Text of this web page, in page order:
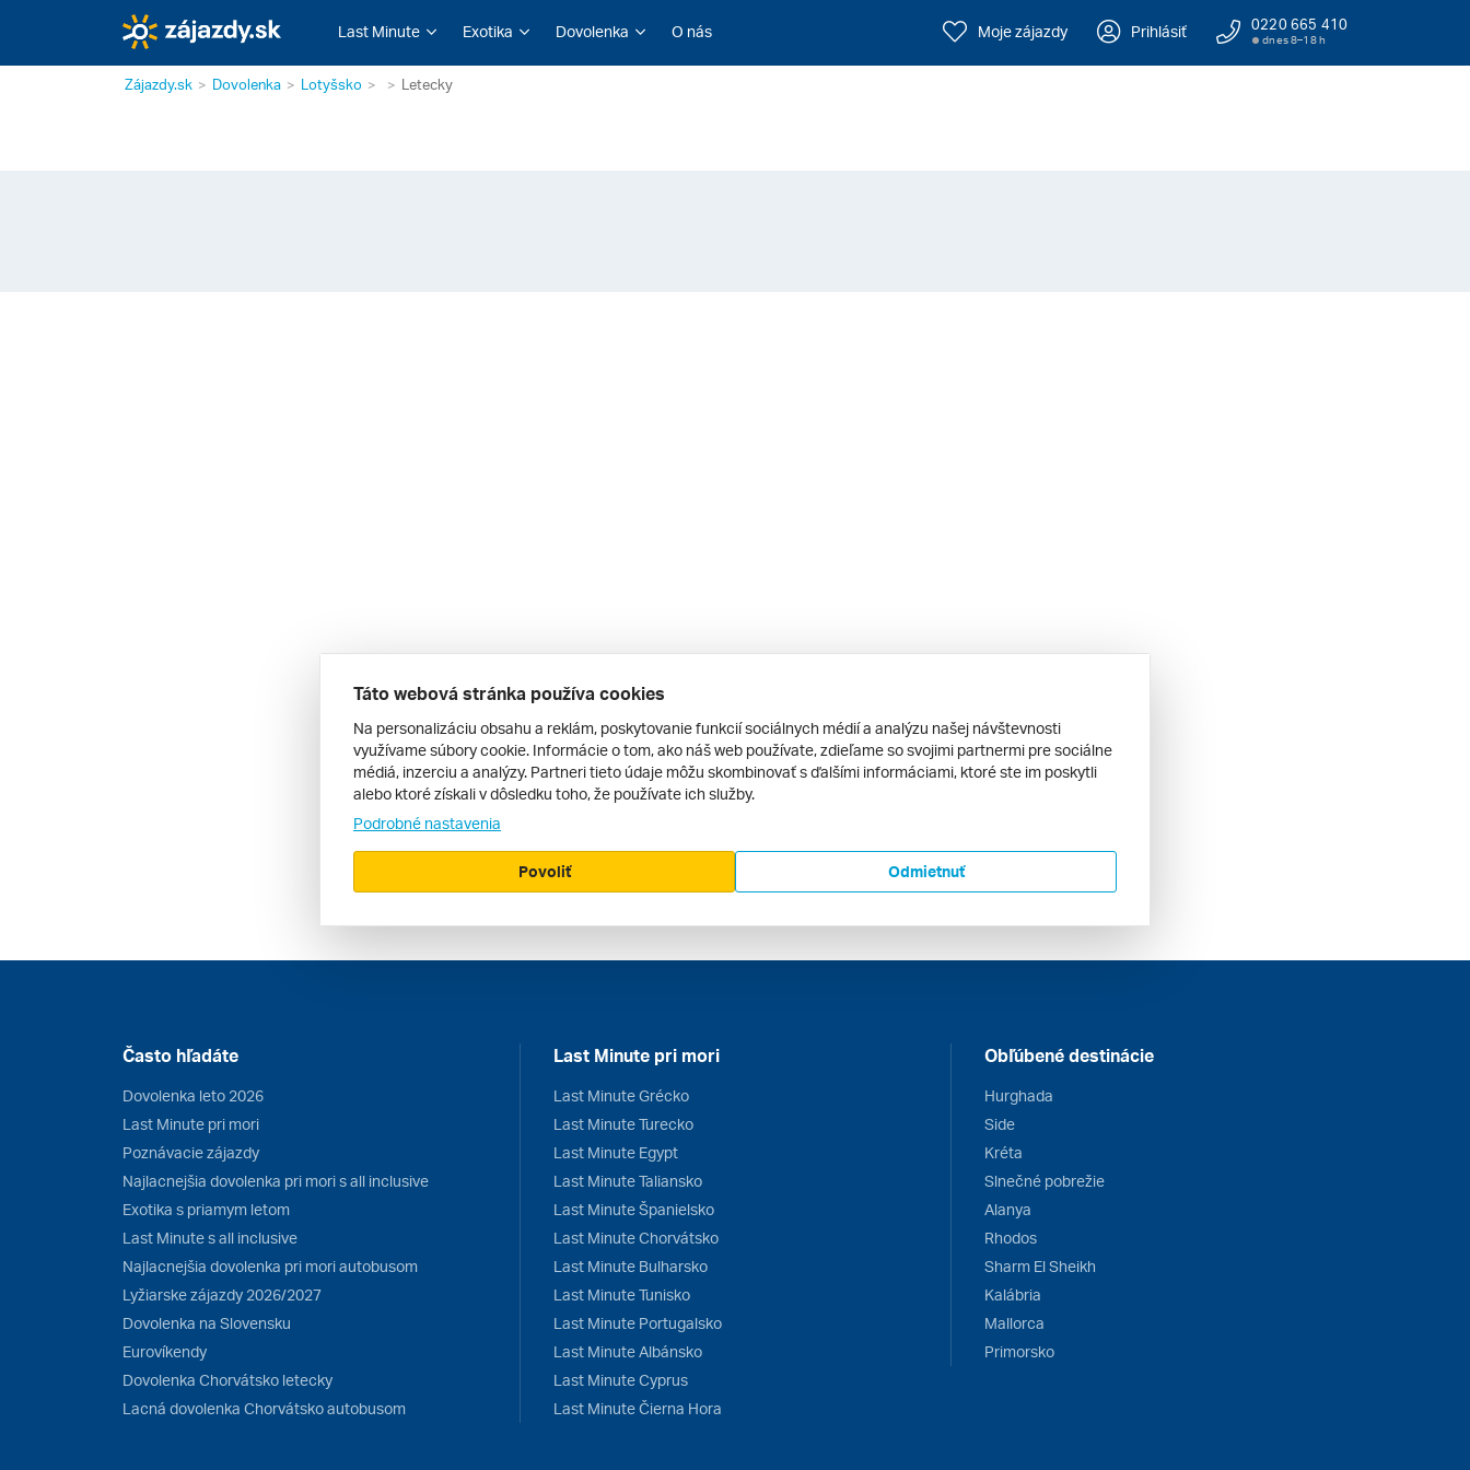
Last Minute Exotika Dovolenka O nás Moje zájazdy Prihlásiť 0220 665 410
dnes 8–18 h
Zájazdy.sk Dovolenka Lotyšsko Letecky
Často hľadáte
Dovolenka leto 2026
Last Minute pri mori
Poznávacie zájazdy
Najlacnejšia dovolenka pri mori s all inclusive
Exotika s priamym letom
Last Minute s all inclusive
Najlacnejšia dovolenka pri mori autobusom
Lyžiarske zájazdy 2026/2027
Dovolenka na Slovensku
Eurovíkendy
Dovolenka Chorvátsko letecky
Lacná dovolenka Chorvátsko autobusom
Last Minute pri mori
Last Minute Grécko
Last Minute Turecko
Last Minute Egypt
Last Minute Taliansko
Last Minute Španielsko
Last Minute Chorvátsko
Last Minute Bulharsko
Last Minute Tunisko
Last Minute Portugalsko
Last Minute Albánsko
Last Minute Cyprus
Last Minute Čierna Hora
Obľúbené destinácie
Hurghada
Side
Kréta
Slnečné pobrežie
Alanya
Rhodos
Sharm El Sheikh
Kalábria
Mallorca
Primorsko
Táto webová stránka používa cookies
Na personalizáciu obsahu a reklám, poskytovanie funkcií sociálnych médií a analýzu našej návštevnosti
využívame súbory cookie. Informácie o tom, ako náš web používate, zdieľame so svojimi partnermi pre sociálne
médiá, inzerciu a analýzy. Partneri tieto údaje môžu skombinovať s ďalšími informáciami, ktoré ste im poskytli
alebo ktoré získali v dôsledku toho, že používate ich služby.
Podrobné nastavenia
Odmietnuť
Povoliť